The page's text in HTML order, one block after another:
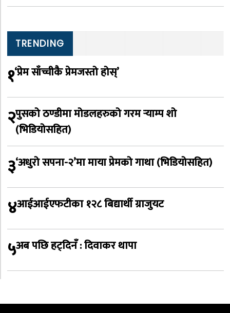
TRENDING
१‘प्रेम साँच्चीकै प्रेमजस्तो होस्’
२पुसको ठण्डीमा मोडलहरुको गरम र्‍याम्प शो
(भिडियोसहित)
३‘अधुरो सपना-२’मा माया प्रेमको गाथा (भिडियोसहित)
४आईआईएफटीका १२८ बिद्यार्थी ग्राजुयट
५अब पछि हट्दिनँ : दिवाकर थापा